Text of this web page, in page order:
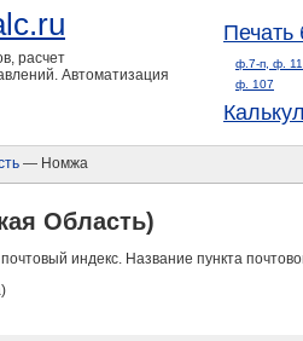
расчет
Автоматизация
Печать
ф.7-п, ф.
ф. 107
— Номжа
Область)
индекс. Название пункта